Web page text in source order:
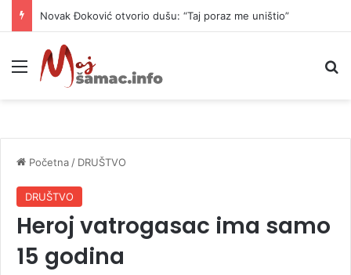
Meni
Početna / DRUŠTVO
DRUŠTVO
Heroj vatrogasac ima samo
15 godina